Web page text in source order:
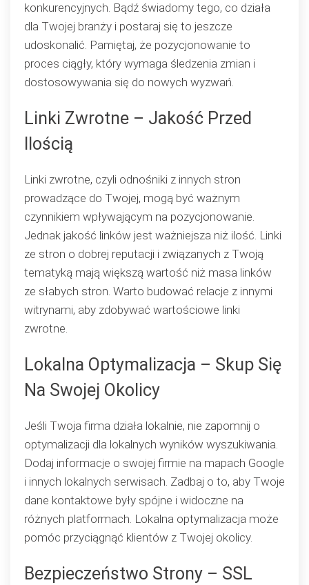
konkurencyjnych. Bądź świadomy tego, co działa
dla Twojej branży i postaraj się to jeszcze
udoskonalić. Pamiętaj, że pozycjonowanie to
proces ciągły, który wymaga śledzenia zmian i
dostosowywania się do nowych wyzwań.
Linki Zwrotne – Jakość Przed
Ilością
Linki zwrotne, czyli odnośniki z innych stron
prowadzące do Twojej, mogą być ważnym
czynnikiem wpływającym na pozycjonowanie.
Jednak jakość linków jest ważniejsza niż ilość. Linki
ze stron o dobrej reputacji i związanych z Twoją
tematyką mają większą wartość niż masa linków
ze słabych stron. Warto budować relacje z innymi
witrynami, aby zdobywać wartościowe linki
zwrotne.
Lokalna Optymalizacja – Skup Się
Na Swojej Okolicy
Jeśli Twoja firma działa lokalnie, nie zapomnij o
optymalizacji dla lokalnych wyników wyszukiwania.
Dodaj informacje o swojej firmie na mapach Google
i innych lokalnych serwisach. Zadbaj o to, aby Twoje
dane kontaktowe były spójne i widoczne na
różnych platformach. Lokalna optymalizacja może
pomóc przyciągnąć klientów z Twojej okolicy.
Bezpieczeństwo Strony – SSL